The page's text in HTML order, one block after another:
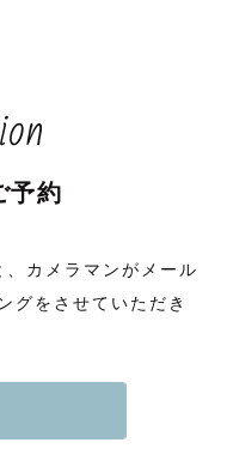
予約
カメラマンがメール
グをさせていただき